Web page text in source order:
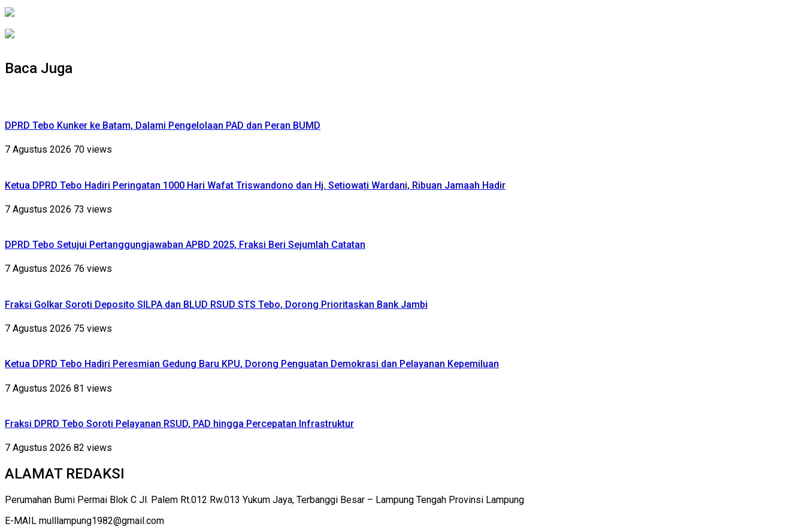
Baca Juga
DPRD Tebo Kunker ke Batam, Dalami Pengelolaan PAD dan Peran BUMD
7 Agustus 2026 70 views
Ketua DPRD Tebo Hadiri Peringatan 1000 Hari Wafat Triswandono dan Hj. Setiowati Wardani, Ribuan Jamaah Hadir
7 Agustus 2026 73 views
DPRD Tebo Setujui Pertanggungjawaban APBD 2025, Fraksi Beri Sejumlah Catatan
7 Agustus 2026 76 views
Fraksi Golkar Soroti Deposito SILPA dan BLUD RSUD STS Tebo, Dorong Prioritaskan Bank Jambi
7 Agustus 2026 75 views
Ketua DPRD Tebo Hadiri Peresmian Gedung Baru KPU, Dorong Penguatan Demokrasi dan Pelayanan Kepemiluan
7 Agustus 2026 81 views
Fraksi DPRD Tebo Soroti Pelayanan RSUD, PAD hingga Percepatan Infrastruktur
7 Agustus 2026 82 views
ALAMAT REDAKSI
Perumahan Bumi Permai Blok C Jl. Palem Rt.012 Rw.013 Yukum Jaya, Terbanggi Besar – Lampung Tengah Provinsi Lampung
E-MAIL mulllampung1982@gmail.com